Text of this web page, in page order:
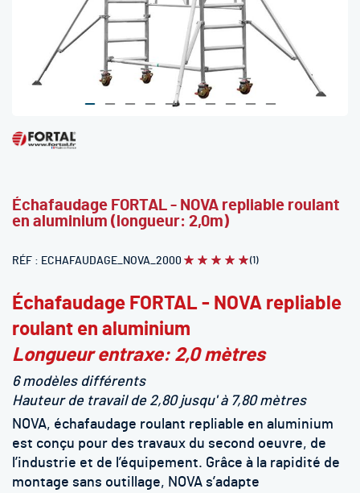
Échafaudage FORTAL - NOVA repliable roulant
en aluminium (longueur: 2,0m)
RÉF ECHAFAUDAGE_NOVA_2000 Évaluation: (1)
Échafaudage FORTAL - NOVA repliable
roulant en aluminium
Longueur entraxe: 2,0 mètres
6 modèles différents
Hauteur de travail de 2,80 jusqu' à 7,80 mètres
NOVA, échafaudage roulant repliable en aluminium
est conçu pour des travaux du second oeuvre, de
l’industrie et de l’équipement. Grâce à la rapidité de
montage sans outillage, NOVA s’adapte
Skip
beginning
of
the
gallery